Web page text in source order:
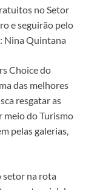
no Setor
e seguirão pelo
Nina Quintana
Choice do
das melhores
resgatar as
meio do Turismo
pelas galerias,
setor na rota